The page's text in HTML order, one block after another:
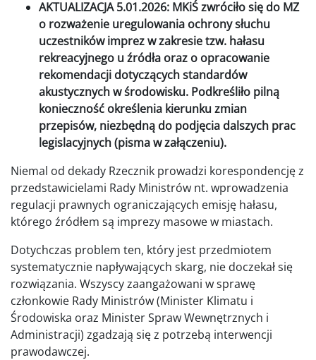
AKTUALIZACJA 5.01.2026: MKiŚ zwróciło się do MZ
o rozważenie uregulowania ochrony słuchu
uczestników imprez w zakresie tzw. hałasu
rekreacyjnego u źródła oraz o opracowanie
rekomendacji dotyczących standardów
akustycznych w środowisku. Podkreśliło pilną
konieczność określenia kierunku zmian
przepisów, niezbędną do podjęcia dalszych prac
legislacyjnych (pisma w załączeniu).
Niemal od dekady Rzecznik prowadzi korespondencję z
przedstawicielami Rady Ministrów nt. wprowadzenia
regulacji prawnych ograniczających emisję hałasu,
którego źródłem są imprezy masowe w miastach.
Dotychczas problem ten, który jest przedmiotem
systematycznie napływających skarg, nie doczekał się
rozwiązania. Wszyscy zaangażowani w sprawę
członkowie Rady Ministrów (Minister Klimatu i
Środowiska oraz Minister Spraw Wewnętrznych i
Administracji) zgadzają się z potrzebą interwencji
prawodawczej.